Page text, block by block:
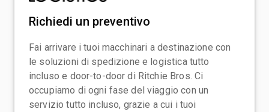
Richiedi un preventivo
Fai arrivare i tuoi macchinari a destinazione con
le soluzioni di spedizione e logistica tutto
incluso e door-to-door di Ritchie Bros. Ci
occupiamo di ogni fase del viaggio con un
servizio tutto incluso, grazie a cui i tuoi